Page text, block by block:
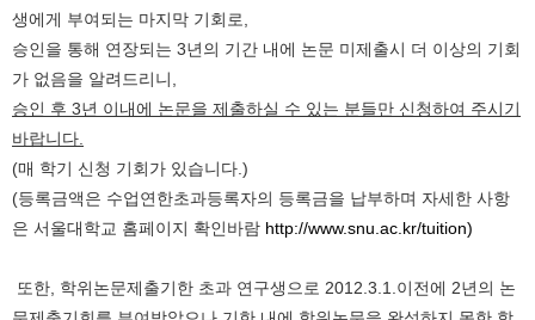
생에게 부여되는 마지막 기회로,
승인을 통해 연장되는 3년의 기간 내에 논문 미제출시 더 이상의 기회
가 없음을 알려드리니,
승인 후 3년 이내에 논문을 제출하실 수 있는 분들만 신청하여 주시기
바랍니다.
(매 학기 신청 기회가 있습니다.)
(등록금액은 수업연한초과등록자의 등록금을 납부하며 자세한 사항
은 서울대학교 홈페이지 확인바람 http://www.snu.ac.kr/tuition)
또한, 학위논문제출기한 초과 연구생으로 2012.3.1.이전에 2년의 논